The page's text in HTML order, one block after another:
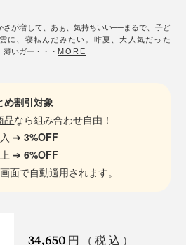
さが増して、あぁ、気持ちいい──まるで、子ど
に、寝転んだみたい。昨夏、大人気だった
薄いガー・・・ MORE
め割引対象
品なら組み合わせ自由！
入 ➔3%OFF
上 ➔6%OFF
面で自動適用されます。
34,650 円（税込）